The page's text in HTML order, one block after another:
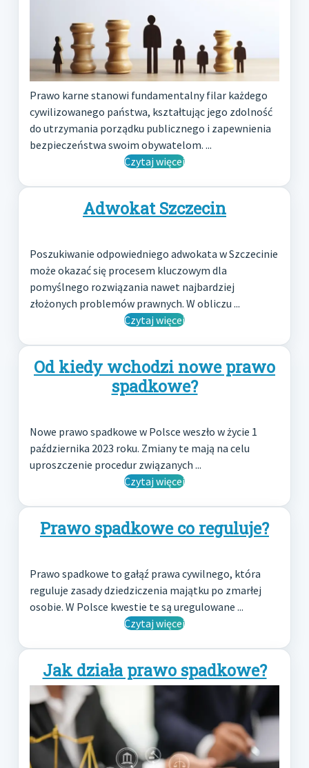
Prawo karne stanowi fundamentalny filar każdego
cywilizowanego państwa, kształtując jego zdolność
do utrzymania porządku publicznego i zapewnienia
bezpieczeństwa swoim obywatelom. ...
Czytaj więcej
Adwokat Szczecin
Poszukiwanie odpowiedniego adwokata w Szczecinie
może okazać się procesem kluczowym dla
pomyślnego rozwiązania nawet najbardziej
złożonych problemów prawnych. W obliczu ...
Czytaj więcej
Od kiedy wchodzi nowe prawo
spadkowe?
Nowe prawo spadkowe w Polsce weszło w życie 1
października 2023 roku. Zmiany te mają na celu
uproszczenie procedur związanych ...
Czytaj więcej
Prawo spadkowe co reguluje?
Prawo spadkowe to gałąź prawa cywilnego, która
reguluje zasady dziedziczenia majątku po zmarłej
osobie. W Polsce kwestie te są uregulowane ...
Czytaj więcej
Jak działa prawo spadkowe?